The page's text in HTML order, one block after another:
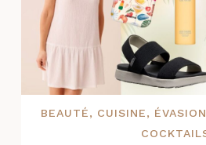
BEAUTÉ, CUISINE, ÉVASION